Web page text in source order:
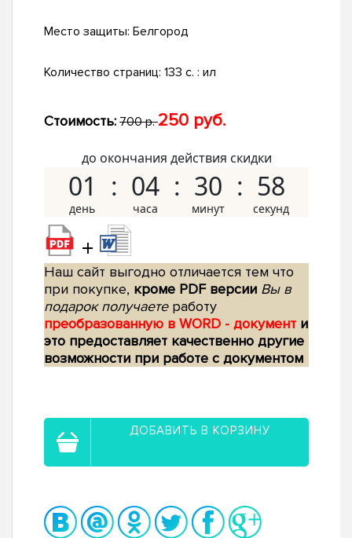
Место защиты: Белгород
Количество страниц: 133 с. : ил
Стоимость: 700 р.250 руб.
до окончания действия скидки
01 04 30 57
+
Наш сайт выгодно отличается тем что
при покупке, кроме PDF версии Вы в
подарок получаетеработу
преобразованную в WORD - документ и
это предоставляет качественно другие
возможности при работе с документом
ДОБАВИТЬ В КОРЗИНУ